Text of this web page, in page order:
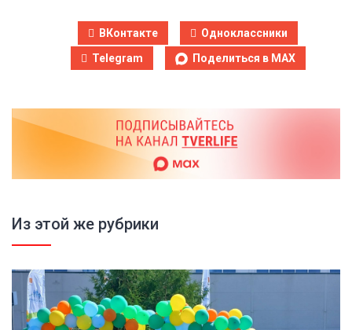
ВКонтакте
Одноклассники
Telegram
Поделиться в MAX
Из этой же рубрики